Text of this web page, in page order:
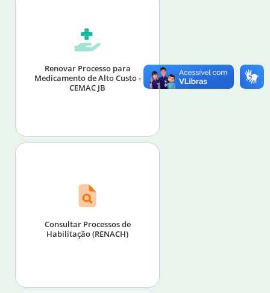
Renovar Processo para
Medicamento de Alto Custo -
CEMAC JB
Consultar Processos de
Habilitação (RENACH)